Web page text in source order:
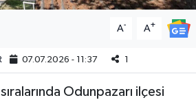
A- A+
07.07.2026 - 11:37 1
Odunpazarı ilçesi